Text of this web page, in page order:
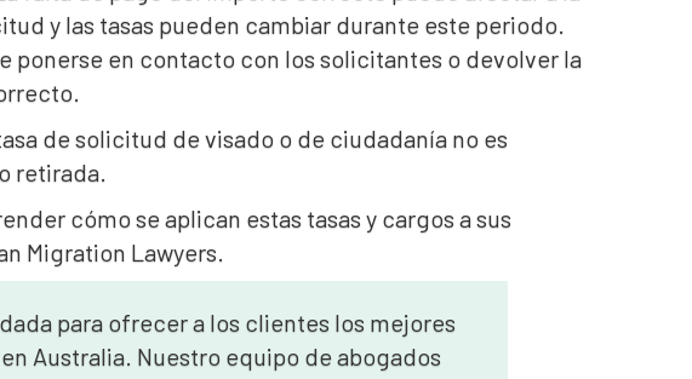
y las tasas pueden cambiar durante este periodo.
ponerse en contacto con los solicitantes o devolver la
de solicitud de visado o de ciudadanía no es
retirada.
cómo se aplican estas tasas y cargos a sus
Migration Lawyers.
para ofrecer a los clientes los mejores
Australia. Nuestro equipo de abogados